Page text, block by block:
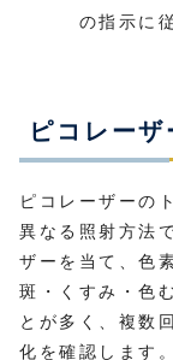
の指示に
ピコレー
ピコレーザーの
異なる照射方法
ザーを当て、色
斑・くすみ・色
とが多く、複数
化を確認します。